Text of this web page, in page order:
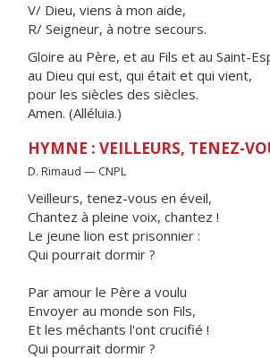
V/ Dieu, viens à mon aide,
R/ Seigneur, à notre secours.
Gloire au Père, et au Fils et au Saint-
au Dieu qui est, qui était et qui vient,
pour les siècles des siècles.
Amen. (Alléluia.)
HYMNE : VEILLEURS, TENEZ-
D. Rimaud — CNPL
Veilleurs, tenez-vous en éveil,
Chantez à pleine voix, chantez !
Le jeune lion est prisonnier :
Qui pourrait dormir ?
Par amour le Père a voulu
Envoyer au monde son Fils,
Et les méchants l'ont crucifié !
Qui pourrait dormir ?